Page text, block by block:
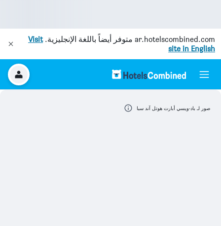
ar.hotelscombined.com متوفر أيضاً باللغة الإنجليزية.Visit
site in English
صور لـ باد-ويسي أبارت هوتل آند سبا